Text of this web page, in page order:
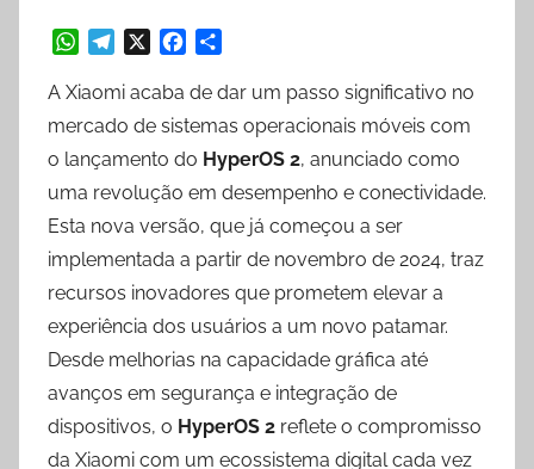
h
a
s
A
p
p
e
l
g
r
a
m
a
c
b
o
o
k
h
a
e
A Xiaomi acaba de dar um passo significativo no
mercado de sistemas operacionais móveis com
o lançamento do HyperOS 2, anunciado como
uma revolução em desempenho e conectividade.
Esta nova versão, que já começou a ser
implementada a partir de novembro de 2024, traz
recursos inovadores que prometem elevar a
experiência dos usuários a um novo patamar.
Desde melhorias na capacidade gráfica até
avanços em segurança e integração de
dispositivos, o HyperOS 2 reflete o compromisso
da Xiaomi com um ecossistema digital cada vez